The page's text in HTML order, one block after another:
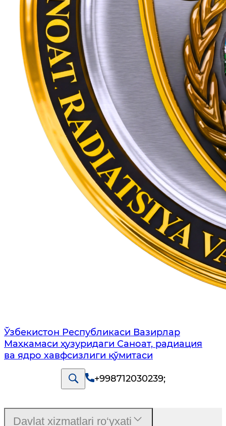
Ўзбекистон Республикаси Вазирлар
Маҳкамаси ҳузуридаги Саноат, радиация
ва ядро хавфсизлиги қўмитаси
+998712030239;
Davlat xizmatlari ro‘yxati